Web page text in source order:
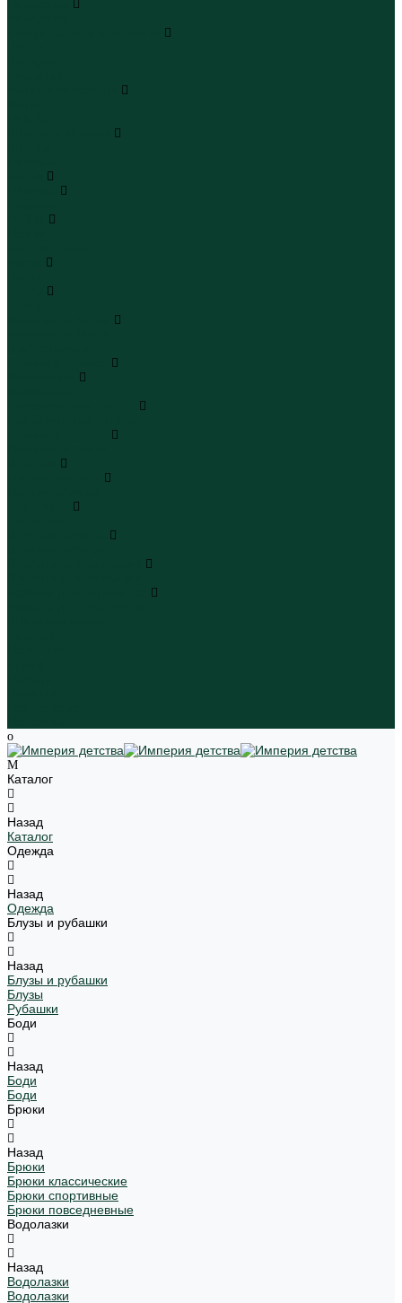
Каталог
Назад
Каталог
Одежда
Назад
Одежда
Блузы и рубашки
Назад
Блузы и рубашки
Блузы
Рубашки
Боди
Назад
Боди
Боди
Брюки
Назад
Брюки
Брюки классические
Брюки спортивные
Брюки повседневные
Водолазки
Назад
Водолазки
Водолазки